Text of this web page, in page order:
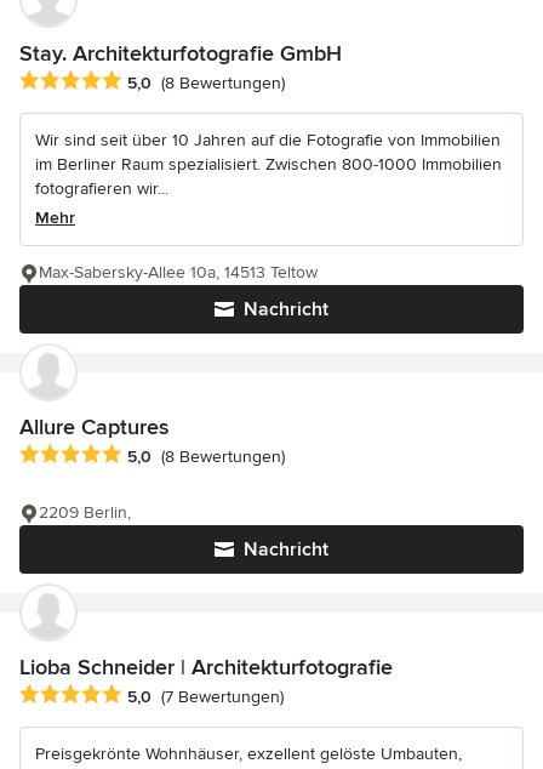
Stay. Architekturfotografie GmbH
Durchschnittliche Bewertung: 5 von 5 Sternen
5,0 (8 Bewertungen)
Wir sind seit über 10 Jahren auf die Fotografie von Immobilien
im Berliner Raum spezialisiert. Zwischen 800-1000 Immobilien
fotografieren wir...
Mehr
Nachricht
Max-Sabersky-Allee 10a, 14513 Teltow
Allure Captures
Durchschnittliche Bewertung: 5 von 5 Sternen
5,0 (8 Bewertungen)
Nachricht
2209 Berlin,
Lioba Schneider | Architekturfotografie
Durchschnittliche Bewertung: 5 von 5 Sternen
5,0 (7 Bewertungen)
Preisgekrönte Wohnhäuser, exzellent gelöste Umbauten,